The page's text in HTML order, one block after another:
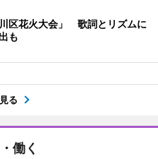
区花火大会」 歌詞とリズムに
も
る
働く